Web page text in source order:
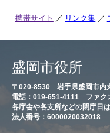
携帯サイト リンク集
盛岡市役所
〒020-8530 岩手県盛岡市
電話：019-651-4111 ファク
各庁舎や各支所などの閉庁日
法人番号：6000020032018